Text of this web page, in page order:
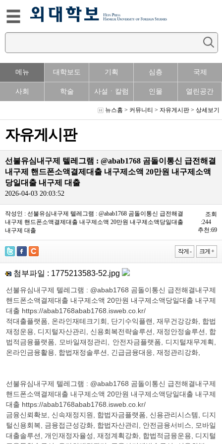
메뉴 대학보도 기획 심층 국제
사회 학술 사설ㆍ칼럼 인물 열린공간
뉴스홈 > 커뮤니티 > 자유게시판 > 상세보기
자유게시판
선불유심내구제 텔레그램 : @abab1768 곰돌이통신 급전해결
내구제 핸드폰소액결제대출 내구제소액 20만원 내구제소액
당일대출 내구제 대출
2026-04-03 20:03:52
작성인 : 선불유심내구제 텔레그램 : @abab1768 곰돌이통신 급전해결
내구제 핸드폰소액결제대출 내구제소액 20만원 내구제소액당일대출
내구제 대출
조회
:244
추천:69
작게 - 크게 +
첨부파일 : 1775213583-52.jpg
선불유심내구제 텔레그램 : @abab1768 곰돌이통신 급전해결내구제
핸드폰소액결제대출 내구제소액 20만원 내구제소액당일대출 내구제
대출 https://abab1768abab1768.isweb.co.kr/
적대출플랫폼, 온라인재테크기회, 단기수익플랜, 재무건강강화, 합법
재정운용, 디지털자산관리, 신용회복전략솔루션, 재정안정솔루션, 합
법적금융플랫폼, 모바일재정관리, 안전자금플랫폼, 디지털재무계획,
온라인금융활용, 합법재정솔루션, 긴급금융대응, 재정관리강화,
선불유심내구제 텔레그램 : @abab1768 곰돌이통신 급전해결내구제
핸드폰소액결제대출 내구제소액 20만원 내구제소액당일대출 내구제
대출 https://abab1768abab1768.isweb.co.kr/
금융신뢰확보, 신속재정지원, 합법자금플랫폼, 신용관리시스템, 디지
털신용회복, 금융접근성강화, 합법자산관리, 안전금융서비스, 모바일
대출솔루션, 개인재정자율성, 재정계획강화, 합법적금융운용, 디지털